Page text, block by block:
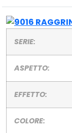
SERIE:
ASPETTO:
EFFETTO:
COLORE: